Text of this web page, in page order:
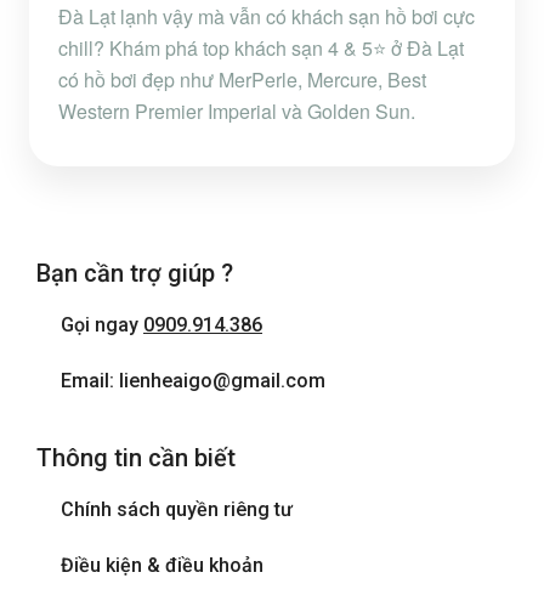
Đà Lạt lạnh vậy mà vẫn có khách sạn hồ bơi cực
chill? Khám phá top khách sạn 4 & 5⭐ ở Đà Lạt
có hồ bơi đẹp như MerPerle, Mercure, Best
Western Premier Imperial và Golden Sun.
Bạn cần trợ giúp ?
Gọi ngay 0909.914.386
Email: lienheaigo@gmail.com
Thông tin cần biết
Chính sách quyền riêng tư
Điều kiện & điều khoản